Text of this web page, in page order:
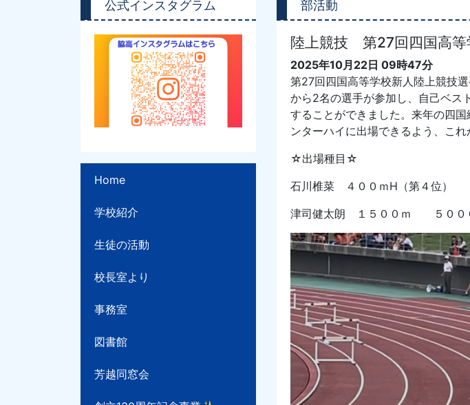
公式インスタグラム
Home
学校紹介
生徒の活動
校長室より
事務室
図書館
芳越同窓会
部活動
陸上競技 第27回四国高
2025年10月22日 09時47分
第27回四国高等学校新人陸上競技
から2名の選手が参加し、自己ベス
することができました。来年の四
ンターハイに出場できるよう、こ
☆出場種目☆
石川椎菜 ４００ｍH（第４位）
津司健太朗 １５００ｍ ５００